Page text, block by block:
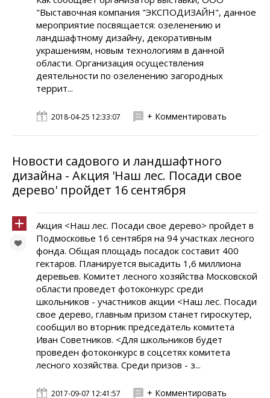
"Выставочная компания "ЭКСПОДИЗАЙН", данное
мероприятие посвящается: озеленению и
ландшафтному дизайну, декоративным
украшениям, новым технологиям в данной
области. Организация осуществления
деятельности по озеленению загородных
террит...
2018-04-25 12:33:07 + Комментировать
Новости садового и ландшафтного
дизайна - Акция 'Наш лес. Посади свое
дерево' пройдет 16 сентября
Акция <Наш лес. Посади свое дерево> пройдет в
Подмосковье 16 сентября на 94 участках лесного
фонда. Общая площадь посадок составит 400
гектаров. Планируется высадить 1,6 миллиона
деревьев. Комитет лесного хозяйства Московской
области проведет фотоконкурс среди
школьников - участников акции <Наш лес. Посади
свое дерево, главным призом станет гироскутер,
сообщил во вторник председатель комитета
Иван Советников. <Для школьников будет
проведен фотоконкурс в соцсетях комитета
лесного хозяйства. Среди призов - з...
2017-09-07 12:41:57 + Комментировать